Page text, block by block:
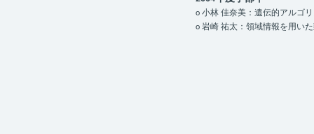
o 小林 佳奈美：遺伝的アルゴ
o 岩崎 祐太：領域情報を用い